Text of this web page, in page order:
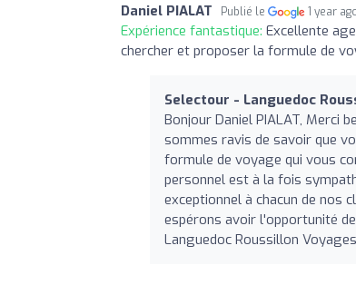
Daniel PIALAT Publié le 1 year
Expérience fantastique: Excellente
chercher et proposer la formule de
Selectour - Languedoc
Bonjour Daniel PIALAT, Merci
sommes ravis de savoir que
formule de voyage qui vous
personnel est à la fois
exceptionnel à chacun de nos
espérons avoir l'opportunité
Languedoc Roussillon Voyages